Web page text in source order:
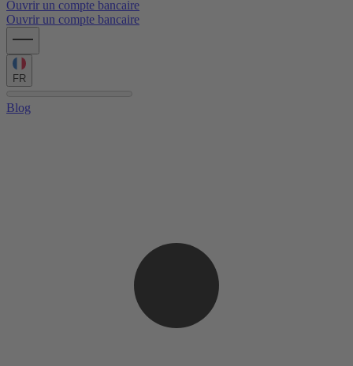
Ouvrir un compte bancaire
Ouvrir un compte bancaire
FR
Blog